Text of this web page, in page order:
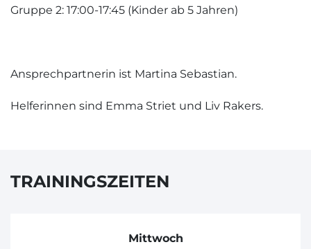
Gruppe 2: 17:00-17:45 (Kinder ab 5 Jahren)
Ansprechpartnerin ist Martina Sebastian.
Helferinnen sind Emma Striet und Liv Rakers.
TRAININGSZEITEN
Mittwoch